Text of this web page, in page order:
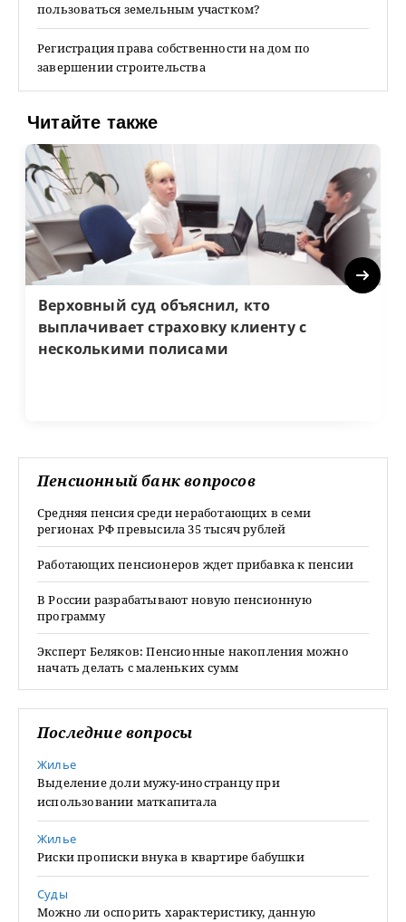
пользоваться земельным участком?
Регистрация права собственности на дом по
завершении строительства
Читайте также
Верховный суд объяснил, кто
выплачивает страховку клиенту с
несколькими полисами
Next
Пенсионный банк вопросов
Средняя пенсия среди неработающих в семи
регионах РФ превысила 35 тысяч рублей
Работающих пенсионеров ждет прибавка к пенсии
В России разрабатывают новую пенсионную
программу
Эксперт Беляков: Пенсионные накопления можно
начать делать с маленьких сумм
Последние вопросы
Жилье
Выделение доли мужу-иностранцу при
использовании маткапитала
Жилье
Риски прописки внука в квартире бабушки
Суды
Можно ли оспорить характеристику, данную